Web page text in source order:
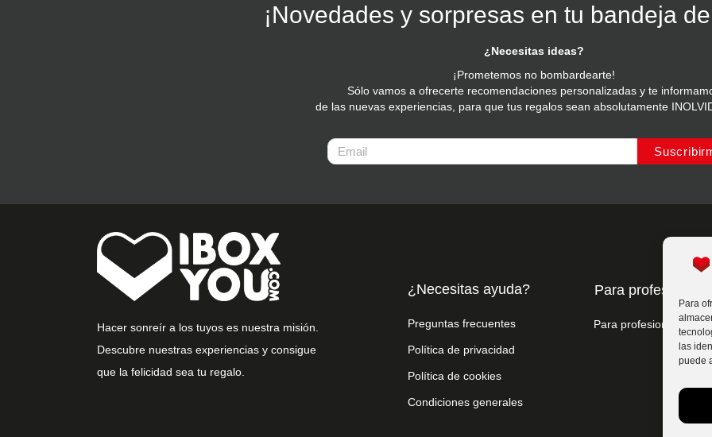
Para
las
puede
¡Novedades y sorpresas en tu bandeja
¿Necesitas ideas?
¡Prometemos no bombardearte!
Sólo vamos a ofrecerte recomendaciones personalizadas y te
de las nuevas experiencias, para que tus regalos sean absolutamente
Hacer sonreír a los tuyos es nuestra misión.
Descubre nuestras experiencias y consigue
que la felicidad sea tu regalo.
¿Necesitas ayuda?
Preguntas frecuentes
Política de privacidad
Política de cookies
Condiciones generales
Para profesionales
Para profesionales